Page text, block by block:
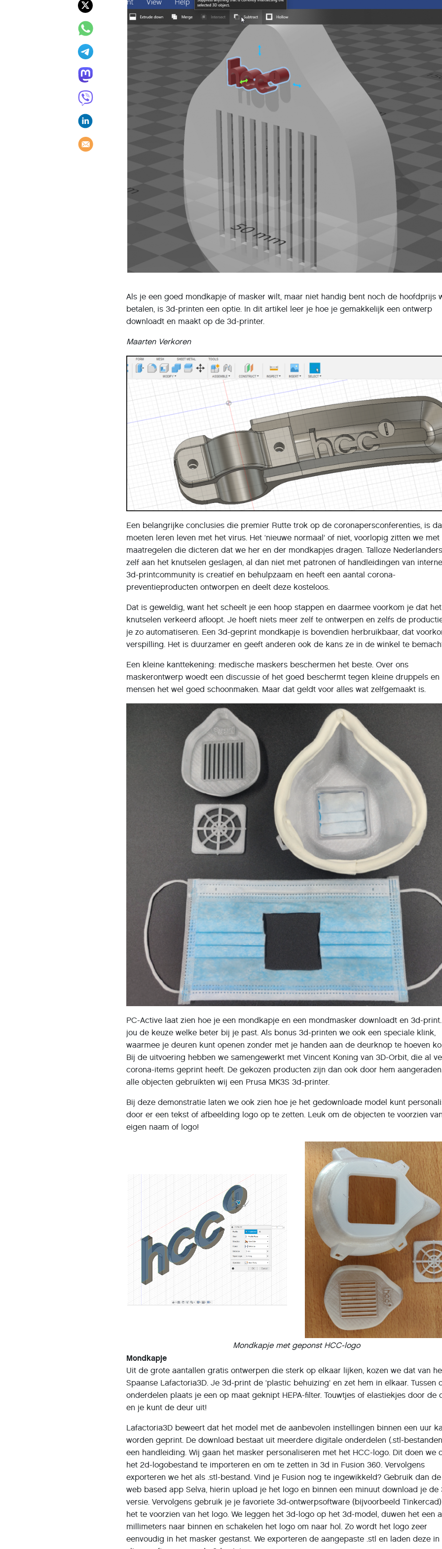
Als je een goed mondkapje of masker wilt, maar niet handig bent noch de hoofdprijs
betalen, is 3d-printen een optie. In dit artikel leer je hoe je gemakkelijk een ontwerp
downloadt en maakt op de 3d-printer.
Maarten Verkoren
Een belangrijke conclusies die premier Rutte trok op de coronapersconferenties, is
moeten leren leven met het virus. Het ‘nieuwe normaal’ of niet, voorlopig zitten we met
maatregelen die dicteren dat we her en der mondkapjes dragen. Talloze
zelf aan het knutselen geslagen, al dan niet met patronen of handleidingen van
3d-printcommunity is creatief en behulpzaam en heeft een aantal corona-
preventieproducten ontworpen en deelt deze kosteloos.
Dat is geweldig, want het scheelt je een hoop stappen en daarmee voorkom je dat het
knutselen verkeerd afloopt. Je hoeft niets meer zelf te ontwerpen en zelfs de
je zo automatiseren. Een 3d-geprint mondkapje is bovendien herbruikbaar, dat
verspilling. Het is duurzamer en geeft anderen ook de kans ze in de winkel te
Een kleine kanttekening: medische maskers beschermen het beste. Over ons
maskerontwerp woedt een discussie of het goed beschermt tegen kleine druppels en
mensen het wel goed schoonmaken. Maar dat geldt voor alles wat zelfgemaakt is.
PC-Active laat zien hoe je een mondkapje en een mondmasker downloadt en 3d-
jou de keuze welke beter bij je past. Als bonus 3d-printen we ook een speciale klink,
waarmee je deuren kunt openen zonder met je handen aan de deurknop te hoeven
Bij de uitvoering hebben we samengewerkt met Vincent Koning van 3D-Orbit, die al
corona-items geprint heeft. De gekozen producten zijn dan ook door hem
alle objecten gebruikten wij een Prusa MK3S 3d-printer.
Bij deze demonstratie laten we ook zien hoe je het gedownloade model kunt
door er een tekst of afbeelding logo op te zetten. Leuk om de objecten te voorzien
eigen naam of logo!
Mondkapje met geponst HCC-logo
Mondkapje
Uit de grote aantallen gratis ontwerpen die sterk op elkaar lijken, kozen we dat van
Spaanse Lafactoria3D. Je 3d-print de ‘plastic behuizing’ en zet hem in elkaar. Tussen
onderdelen plaats je een op maat geknipt HEPA-filter. Touwtjes of elastiekjes door de
en je kunt de deur uit!
Lafactoria3D beweert dat het model met de aanbevolen instellingen binnen een uur
worden geprint. De download bestaat uit meerdere digitale onderdelen (.stl-
een handleiding. Wij gaan het masker personaliseren met het HCC-logo. Dit doen we
het 2d-logobestand te importeren en om te zetten in 3d in Fusion 360. Vervolgens
exporteren we het als .stl-bestand. Vind je Fusion nog te ingewikkeld? Gebruik dan
web based app Selva, hierin upload je het logo en binnen een minuut download je de
versie. Vervolgens gebruik je je favoriete 3d-ontwerpsoftware (bijvoorbeeld
het te voorzien van het logo. We leggen het 3d-logo op het 3d-model, duwen het een
millimeters naar binnen en schakelen het logo om naar hol. Zo wordt het logo zeer
eenvoudig in het masker gestanst. We exporteren de aangepaste .stl en laden deze in